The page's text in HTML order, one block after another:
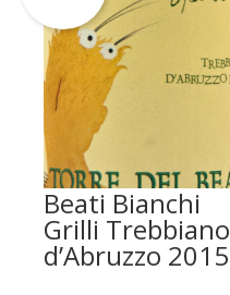
Beati Bianchi
Grilli Trebbiano
d’Abruzzo 2015